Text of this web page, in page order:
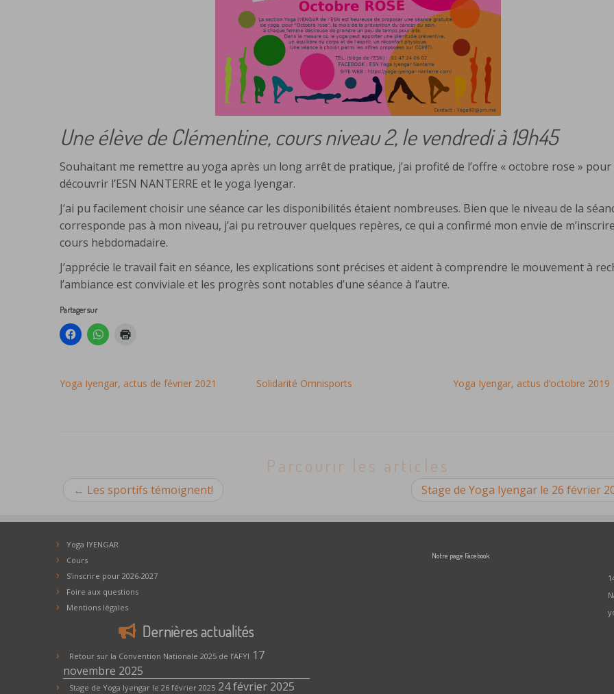
Une élève de Clémentine, cours niveau 2, le vendredi à 19h45
Souhaitant me remettre au yoga après un long arrêt de pratique, j’ai profité de l’offre « octobre rose » pour
découvrir l’ESN NANTERRE et le yoga Iyengar.
J’ai pu facilement choisir une séance car les disponibilités étaient nombreuses. Bien que le niveau de la
corresponde pas à mon niveau, j’ai pu retrouver quelques repères, ce qui a confirmé mon envie de
cours hebdomadaire.
J’apprécie le travail fait en séance, les explications sont précises et aident à comprendre le mouvement à
l’ambiance est conviviale et les progrès sont notables d’une séance à l’autre.
Partager sur
Yoga Iyengar, actus de février 2021 Solidarité Omnisports Yoga Iyengar, actus d’octobre 2019
Parcourir les articles
← Les sportifs témoignent! Stage de Yoga Iyengar le 26 février
Yoga IYENGAR
Cours
S’inscrire pour 2026-2027
Foire aux questions
Mentions légales
Dernières actualités
Retour sur la Convention Nationale 2025 de l’AFYI 17
novembre 2025
Stage de Yoga Iyengar le 26 février 2025 24 février 2025
Notre page Facebook